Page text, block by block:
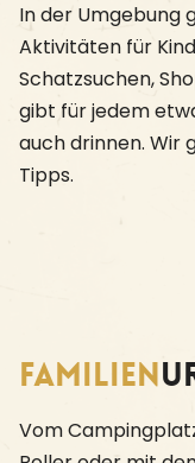
In der Umgebung
Aktivitäten für
Schatzsuchen,
gibt für jedem
auch drinnen. Wir
Tipps.
Familien
Vom